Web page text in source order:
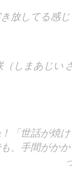
き放してる感
しまあじい さ
「世話が焼
、手間がか